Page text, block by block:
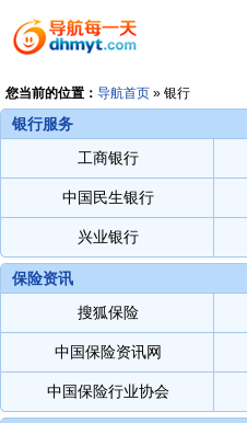
您当前的位置： 导航首页 » 银行
银行服务
工商银行
中国民生银行
兴业银行
保险资讯
搜狐保险
中国保险资讯网
中国保险行业协会